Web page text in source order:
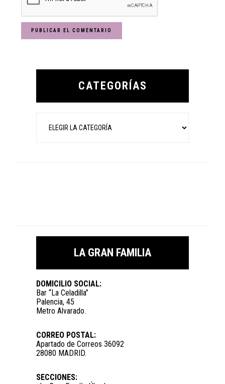
Primary
CATEGORÍAS
LA GRAN FAMILIA
DOMICILIO SOCIAL:
Bar “La Celadilla”
Palencia, 45
Metro Alvarado.
CORREO POSTAL:
Apartado de Correos 36092
28080 MADRID.
SECCIONES: